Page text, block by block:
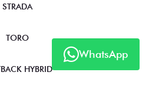
WhatsApp
STRADA
TORO
HYBRID